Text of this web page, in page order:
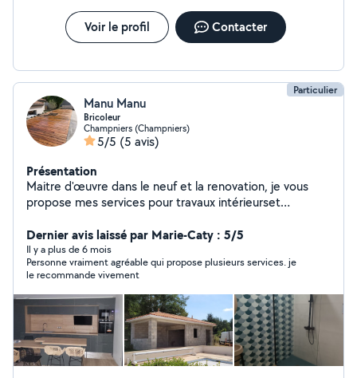
Voir le profil Contacter
Particulier
Manu Manu
Bricoleur
Champniers (Champniers)
5/5 (5 avis)
Présentation
Maitre d'œuvre dans le neuf et la renovation, je vous
propose mes services pour travaux intérieurset
Dernier avis laissé par Marie-Caty : 5/5
Il y a plus de 6 mois
Personne vraiment agréable qui propose plusieurs services. je
le recommande vivement